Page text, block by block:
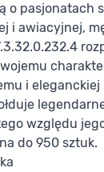
o pasjonatach
i awiacyjnej,
i
względu
do 950 sztuk.